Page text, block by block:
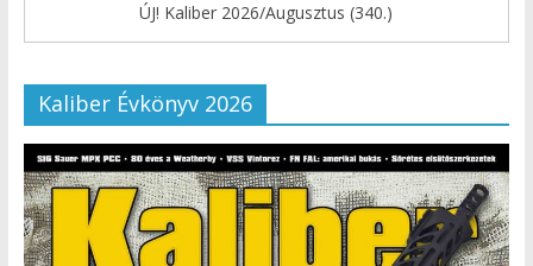
ÚJ! Kaliber 2026/Augusztus (340.)
Kaliber Évkönyv 2026